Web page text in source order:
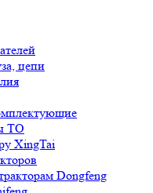
цепи
ТО
XingTai
Dongfeng